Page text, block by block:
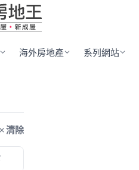
海外房地產 系列網站
清除